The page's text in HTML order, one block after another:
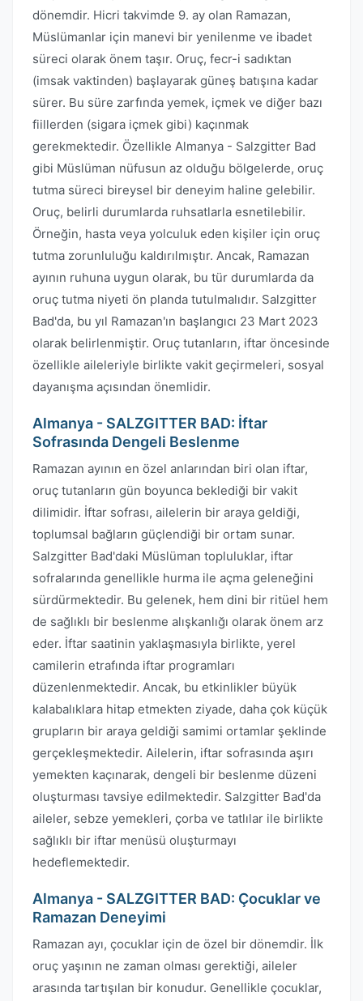
dönemdir. Hicri takvimde 9. ay olan Ramazan,
Müslümanlar için manevi bir yenilenme ve ibadet
süreci olarak önem taşır. Oruç, fecr-i sadıktan
(imsak vaktinden) başlayarak güneş batışına kadar
sürer. Bu süre zarfında yemek, içmek ve diğer bazı
fiillerden (sigara içmek gibi) kaçınmak
gerekmektedir. Özellikle Almanya - Salzgitter Bad
gibi Müslüman nüfusun az olduğu bölgelerde, oruç
tutma süreci bireysel bir deneyim haline gelebilir.
Oruç, belirli durumlarda ruhsatlarla esnetilebilir.
Örneğin, hasta veya yolculuk eden kişiler için oruç
tutma zorunluluğu kaldırılmıştır. Ancak, Ramazan
ayının ruhuna uygun olarak, bu tür durumlarda da
oruç tutma niyeti ön planda tutulmalıdır. Salzgitter
Bad'da, bu yıl Ramazan'ın başlangıcı 23 Mart 2023
olarak belirlenmiştir. Oruç tutanların, iftar öncesinde
özellikle aileleriyle birlikte vakit geçirmeleri, sosyal
dayanışma açısından önemlidir.
Almanya - SALZGITTER BAD: İftar
Sofrasında Dengeli Beslenme
Ramazan ayının en özel anlarından biri olan iftar,
oruç tutanların gün boyunca beklediği bir vakit
dilimidir. İftar sofrası, ailelerin bir araya geldiği,
toplumsal bağların güçlendiği bir ortam sunar.
Salzgitter Bad'daki Müslüman topluluklar, iftar
sofralarında genellikle hurma ile açma geleneğini
sürdürmektedir. Bu gelenek, hem dini bir ritüel hem
de sağlıklı bir beslenme alışkanlığı olarak önem arz
eder. İftar saatinin yaklaşmasıyla birlikte, yerel
camilerin etrafında iftar programları
düzenlenmektedir. Ancak, bu etkinlikler büyük
kalabalıklara hitap etmekten ziyade, daha çok küçük
grupların bir araya geldiği samimi ortamlar şeklinde
gerçekleşmektedir. Ailelerin, iftar sofrasında aşırı
yemekten kaçınarak, dengeli bir beslenme düzeni
oluşturması tavsiye edilmektedir. Salzgitter Bad'da
aileler, sebze yemekleri, çorba ve tatlılar ile birlikte
sağlıklı bir iftar menüsü oluşturmayı
hedeflemektedir.
Almanya - SALZGITTER BAD: Çocuklar ve
Ramazan Deneyimi
Ramazan ayı, çocuklar için de özel bir dönemdir. İlk
oruç yaşının ne zaman olması gerektiği, aileler
arasında tartışılan bir konudur. Genellikle çocuklar,